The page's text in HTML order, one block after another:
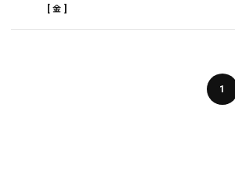
[金 ]
1